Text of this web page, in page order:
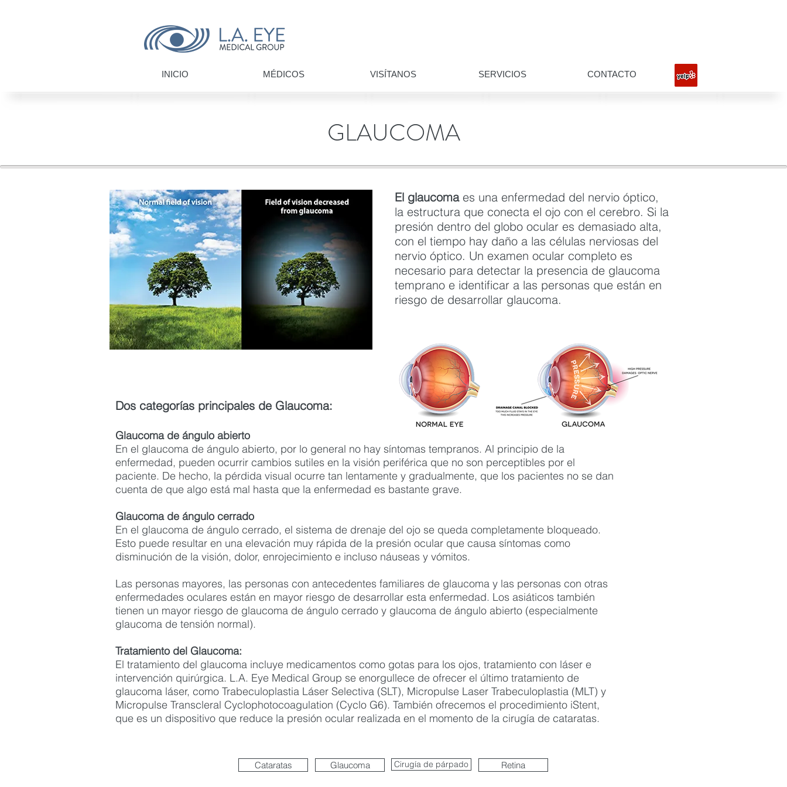
MÉDICOS
INICIO VISÍTANOS SERVICIOS CONTACTO
GLAUCOMA
El glaucoma es una enfermedad del nervio óptico,
la estructura que conecta el ojo con el cerebro. Si la
presión dentro del globo ocular es demasiado alta,
con el tiempo hay daño a las células nerviosas del
nervio óptico. Un examen ocular completo es
necesario para detectar la presencia de glaucoma
temprano e identificar a las personas que están en
riesgo de desarrollar glaucoma.
Dos categorías principales de Glaucoma:
Glaucoma de ángulo abierto
En el glaucoma de ángulo abierto, por lo general no hay síntomas tempranos. Al principio de la
enfermedad, pueden ocurrir cambios sutiles en la visión periférica que no son perceptibles por el
paciente. De hecho, la pérdida visual ocurre tan lentamente y gradualmente, que los pacientes no se dan
cuenta de que algo está mal hasta que la enfermedad es bastante grave.
Glaucoma de ángulo cerrado
En el glaucoma de ángulo cerrado, el sistema de drenaje del ojo se queda completamente bloqueado.
Esto puede resultar en una elevación muy rápida de la presión ocular que causa síntomas como
disminución de la visión, dolor, enrojecimiento e incluso náuseas y vómitos.
Las personas mayores, las personas con antecedentes familiares de glaucoma y las personas con otras
enfermedades oculares están en mayor riesgo de desarrollar esta enfermedad. Los asiáticos también
tienen un mayor riesgo de glaucoma de ángulo cerrado y glaucoma de ángulo abierto (especialmente
glaucoma de tensión normal).
Tratamiento del Glaucoma:
El tratamiento del glaucoma incluye medicamentos como gotas para los ojos, tratamiento con láser e
intervención quirúrgica. L.A. Eye Medical Group se enorgullece de ofrecer el último tratamiento de
glaucoma láser, como Trabeculoplastia Láser Selectiva (SLT), Micropulse Laser Trabeculoplastia (MLT) y
Micropulse Transcleral Cyclophotocoagulation (Cyclo G6). También ofrecemos el procedimiento iStent,
que es un dispositivo que reduce la presión ocular realizada en el momento de la cirugía de cataratas.
Cataratas Glaucoma Cirugía de párpado Retina